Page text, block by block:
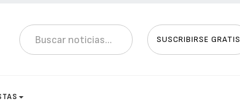
SUSCRIBIRSE GRATIS